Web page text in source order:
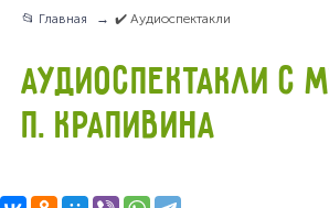
📂 Главная ✔️ Аудиоспектакли
АУДИОСПЕКТАКЛИ С
П. КРАПИВИНА